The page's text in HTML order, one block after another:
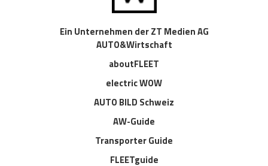
Ein Unternehmen der ZT Medien AG
AUTO&Wirtschaft
aboutFLEET
electric WOW
AUTO BILD Schweiz
AW-Guide
Transporter Guide
FLEETguide